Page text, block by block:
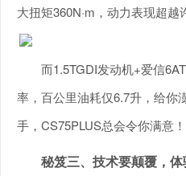
大扭矩360N·m，动力表现超
而1.5TGDI发动机+爱信
率，百公里油耗仅6.7升，给你
手，CS75PLUS总会令你满意！
秘笈三、技术要颠覆，